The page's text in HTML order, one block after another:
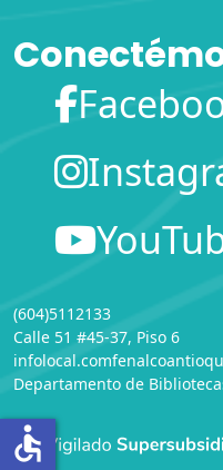
(604)5112133
Calle 51 #45-37, Piso 6
Departamento de
accessible